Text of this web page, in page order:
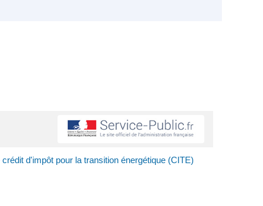
crédit d'impôt pour la transition énergétique (CITE)